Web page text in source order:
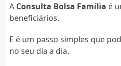
A Consulta Bolsa Família é
beneficiários.
E é um passo simples que
no seu dia a dia.